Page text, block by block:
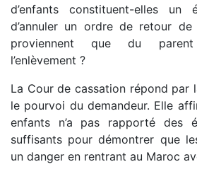
d’enfants constituent-elles un
d’annuler un ordre de retour
proviennent que du
l’enlèvement ?
La Cour de cassation répond par
le pourvoi du demandeur. Elle
enfants n’a pas rapporté des
suffisants pour démontrer que
un danger en rentrant au Maroc